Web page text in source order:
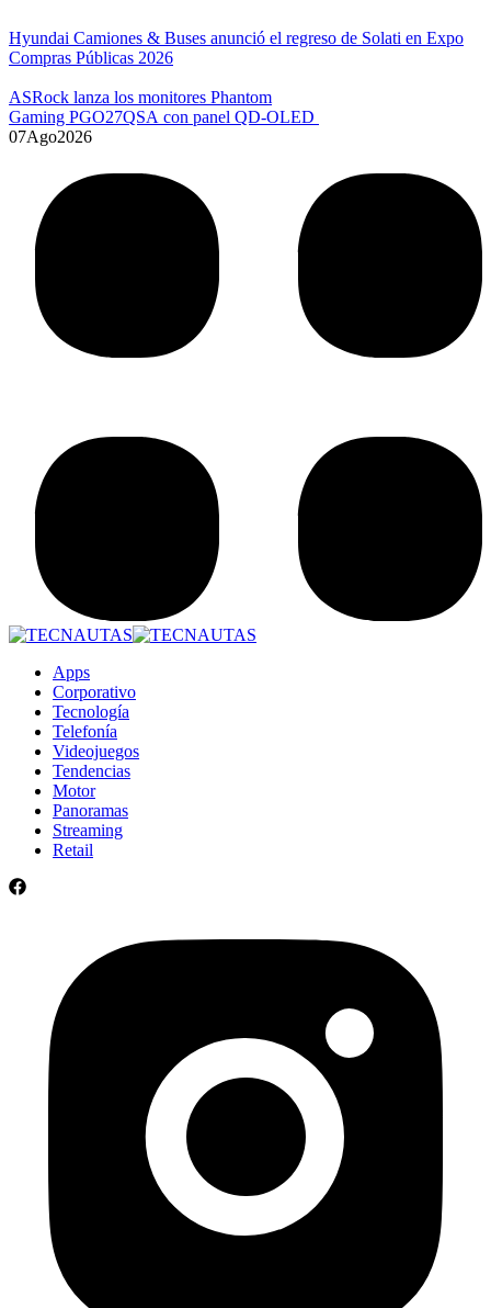
Hyundai Camiones & Buses anunció el regreso de Solati en Expo
Compras Públicas 2026
ASRock lanza los monitores Phantom
Gaming PGO27QSA con panel QD-OLED
07Ago2026
Apps
Corporativo
Tecnología
Telefonía
Videojuegos
Tendencias
Motor
Panoramas
Streaming
Retail